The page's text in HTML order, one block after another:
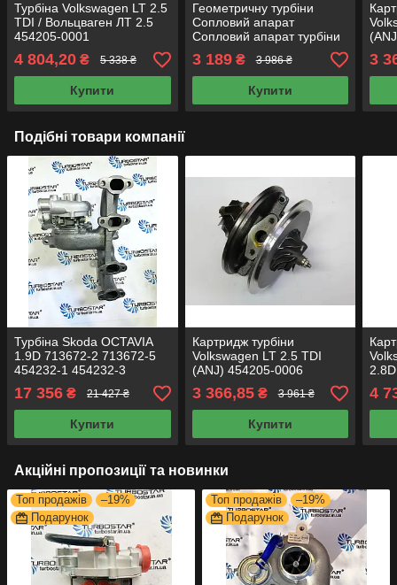
Турбіна Volkswagen LT 2.5
TDI / Вольцваген ЛТ 2.5
454205-0001
4 804,20 ₴ 5 338 ₴
Купити
Геометричну турбіни
Сопловий апарат
Сопловий апарат турбіни
GT2022-1
3 189₴ 3 986 ₴
Купити
3
Подібні товари компанії
Турбіна Skoda OCTAVIA
1.9D 713672-2 713672-5
454232-1 454232-3
54399700017
54399880017
17 356 ₴ 21 427 ₴
Купити
Картридж турбіни
Volkswagen LT 2.5 TDI
(ANJ) 454205-0006
9007S картридж для
турбіни
3 366,85₴ 3 961 ₴
Купити
4
Акційні пропозиції та новинки
Топ продажів
–19%
Подарунок
Топ продажів
–19%
Подарунок